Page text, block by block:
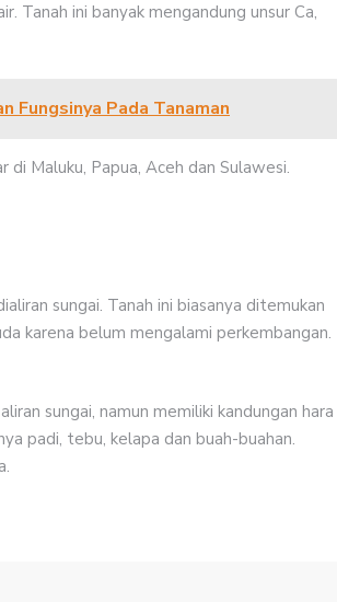
Tanah ini banyak mengandung unsur Ca,
Fungsinya Pada Tanaman
Maluku, Papua, Aceh dan Sulawesi.
sungai. Tanah ini biasanya ditemukan
karena belum mengalami perkembangan.
sungai, namun memiliki kandungan hara
padi, tebu, kelapa dan buah-buahan.